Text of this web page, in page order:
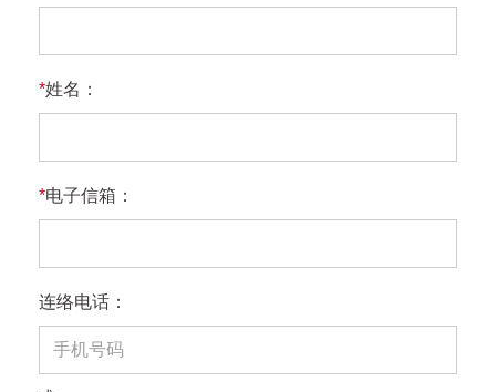
*姓名：
*电子信箱：
连络电话：